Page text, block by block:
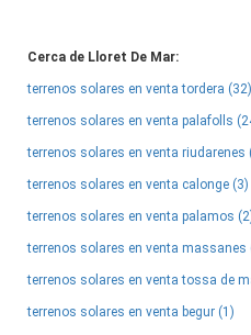
Cerca de Lloret De Mar:
terrenos solares en venta tordera (32)
terrenos solares en venta palafolls
terrenos solares en venta riudarenes
terrenos solares en venta calonge (3)
terrenos solares en venta palamos
terrenos solares en venta massanes
terrenos solares en venta tossa de
terrenos solares en venta begur (1)